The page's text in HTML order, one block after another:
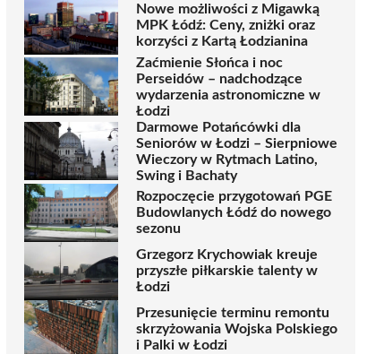
Nowe możliwości z Migawką
MPK Łódź: Ceny, zniżki oraz
korzyści z Kartą Łodzianina
Zaćmienie Słońca i noc
Perseidów – nadchodzące
wydarzenia astronomiczne w
Łodzi
Darmowe Potańcówki dla
Seniorów w Łodzi – Sierpniowe
Wieczory w Rytmach Latino,
Swing i Bachaty
Rozpoczęcie przygotowań PGE
Budowlanych Łódź do nowego
sezonu
Grzegorz Krychowiak kreuje
przyszłe piłkarskie talenty w
Łodzi
Przesunięcie terminu remontu
skrzyżowania Wojska Polskiego
i Palki w Łodzi